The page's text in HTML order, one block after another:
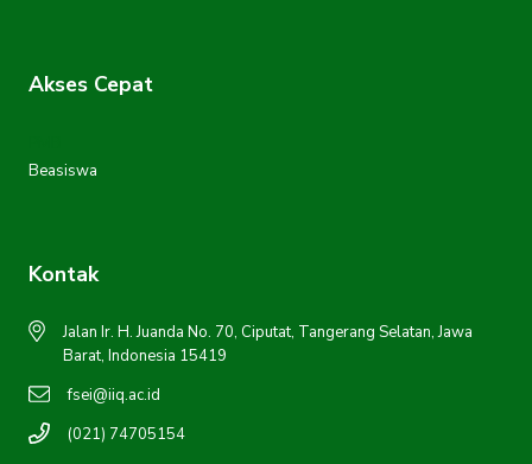
Akses Cepat
Beasiswa
Kontak
Jalan Ir. H. Juanda No. 70, Ciputat, Tangerang Selatan, Jawa
Barat, Indonesia 15419
fsei@iiq.ac.id
(021) 74705154